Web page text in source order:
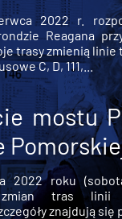
2022 r.
Reagana
trasy zmienią linie
C, D, 111,...
mostu
2022 roku
zmian tras linii
znajdują się